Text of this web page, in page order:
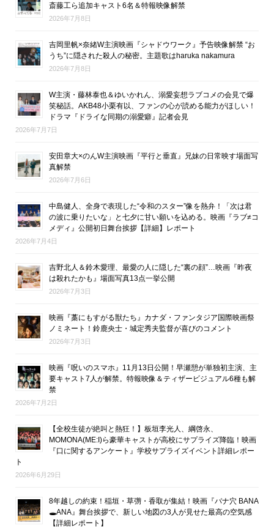
斎藤工ら追加キャスト6名＆特報映像解禁
2026年7月8日
吉岡里帆×奈緒W主演映画『シャドウワーク』予告映像解禁 “お
うち”に隠された殺人の秘密。主題歌はharuka nakamura
2026年7月8日
W主演・藤林泰也＆ゆいかれん、溺愛妄想ラブコメの会見で爆
笑秘話。AKB48小栗有以、ファンの心が読める能力がほしい！
ドラマ『ドライな同期の溺愛癖』記者会見
2026年7月7日
安田章大×のんW主演映画『平行と垂直』兄妹の日常映す場面写
真解禁
2026年7月6日
中島健人、全身で表現した“令和のスター”像を熱弁！「次は君
の波に乗りたいな」と七夕に甘い願いを込める。映画『ラブ≠コ
メディ』公開初日舞台挨拶【詳細】レポート
2026年7月4日
吉野北人＆鈴木愛理、最愛の人に隠した“裏の顔”…映画『昨夜
は殺れたかも』場面写真13点一挙公開
2026年7月3日
映画『藁にもすがる獣たち』カナダ・ファンタジア国際映画祭
ノミネート！鈴鹿央士・城定秀夫監督が喜びのコメント
2026年7月3日
映画『呪いのスマホ』11月13日公開！早瀬憩が単独初主演、主
要キャスト7人が解禁。特報映像＆ティザービジュアル6種も解
禁
2026年7月2日
【全校生徒が絶叫と熱狂！】板垣李光人、綱啓永、
MOMONA(ME:I)ら豪華キャストが高校にサプライズ降臨！映画
『口に関するアンケート』学校サプライズイベント詳細レポー
ト
2026年6月29日
8年越しの約束！稲垣・草彅・香取が集結！映画『バナ穴 BANA
🕳ANA』舞台挨拶で、新しい地図の3人が見せた最高の空気感
【詳細レポート】